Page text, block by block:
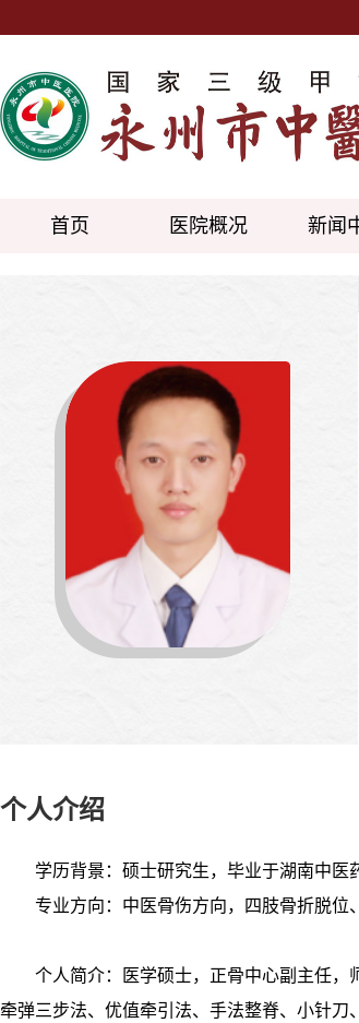
首页 医院概况 新闻
个人介绍
学历背景：硕士研究生，毕业于湖南中医
专业方向：中医骨伤方向，四肢骨折脱位
个人简介：医学硕士，正骨中心副主任
牵弹三步法、优值牵引法、手法整脊、小针刀